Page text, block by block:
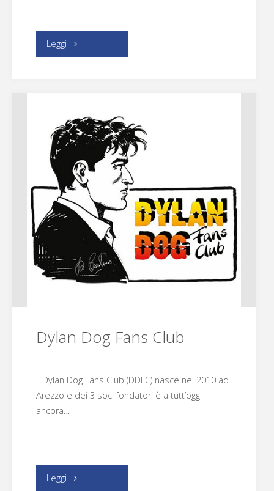
Leggi "Anafi"
Dylan Dog Fans Club
Il Dylan Dog Fans Club (DDFC) nasce nel 2010 ad
Arezzo e dei 3 soci fondatori è a tutt’oggi
ancora…
Leggi "Dylan